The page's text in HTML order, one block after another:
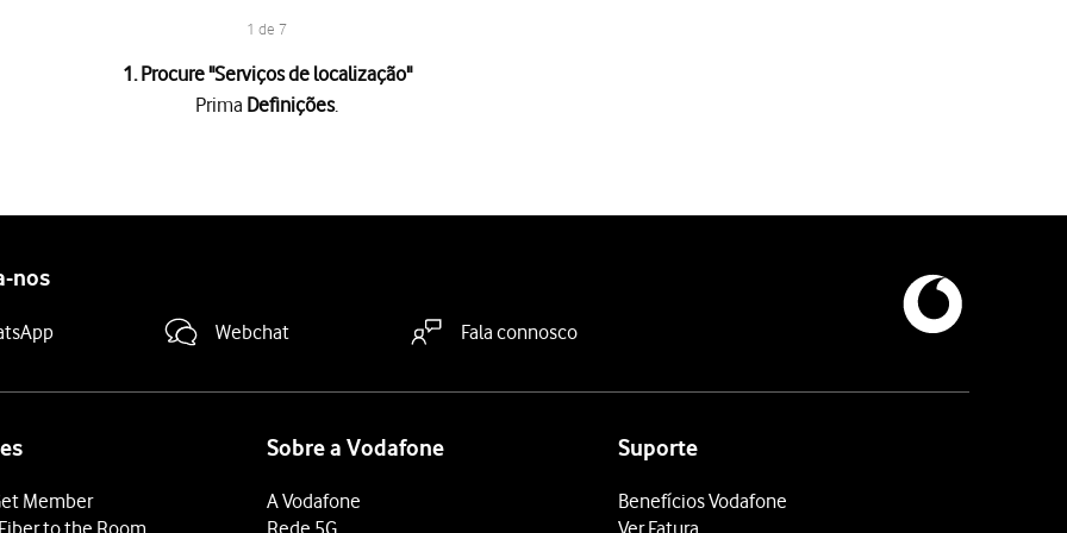
1 de 7
1. Procure "Serviços de localização"
Prima Definições.
para ativar ou desativar a função.
deslize o dedo de baixo para cima a partir da base do ecrã.
nos
Webchat Fala connosco
Member
to the Room
Sobre a Vodafone
A Vodafone
Rede 5G
Suporte
Benefícios Vodafone
Ver Fatura